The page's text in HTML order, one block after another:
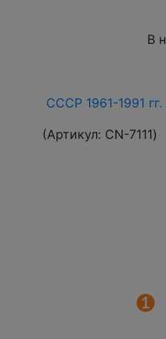
В
СССР 1961-1991
(Артикул: СN-7111)